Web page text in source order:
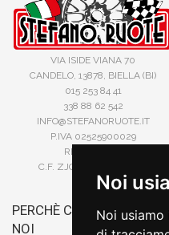
Noi
Noi
VIA ISIDE VIANA 70
CANDELO, 13878, BIELLA (BI)
015 253 84 41
338 88 62 542
INFO@STEFANORUOTE.IT
P.IVA 02525900029
REA BI193453
C.F. ZJOSFN73H14A859X
PERCHÈ COMPRARE DA
NOI